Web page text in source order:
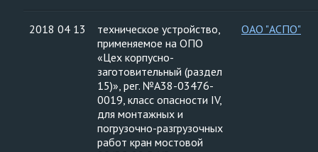
2018 04 13
техническое устройство,
применяемое на ОПО
«Цех корпусно-
заготовительный (раздел
15)», рег. №А38-03476-
0019, класс опасности IV,
для монтажных и
погрузочно-разгрузочных
работ кран мостовой
ОАО "АСПО"